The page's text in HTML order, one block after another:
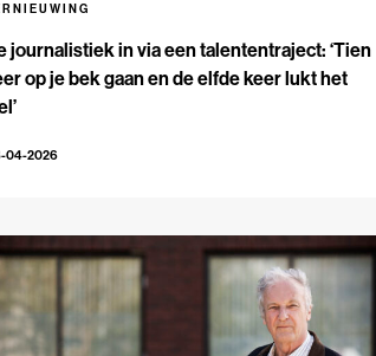
journalistiek in via een talententraject: ‘Tien
op je bek gaan en de elfde keer lukt het
04-2026